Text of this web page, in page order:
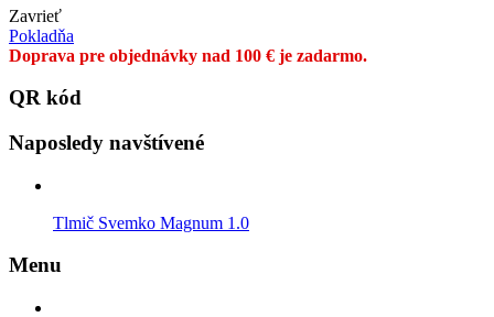
Zavrieť
Pokladňa
Doprava pre objednávky nad 100 € je zadarmo.
QR kód
Naposledy navštívené
Tlmič Svemko Magnum 1.0
Menu